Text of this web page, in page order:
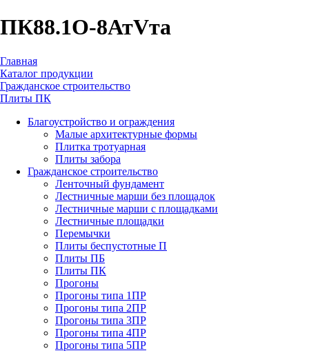
ПК88.1О-8АтVта
Главная
Каталог продукции
Гражданское строительство
Плиты ПК
Благоустройство и ограждения
Малые архитектурные формы
Плитка тротуарная
Плиты забора
Гражданское строительство
Ленточный фундамент
Лестничные марши без площадок
Лестничные марши с площадками
Лестничные площадки
Перемычки
Плиты беспустотные П
Плиты ПБ
Плиты ПК
Прогоны
Прогоны типа 1ПР
Прогоны типа 2ПР
Прогоны типа 3ПР
Прогоны типа 4ПР
Прогоны типа 5ПР